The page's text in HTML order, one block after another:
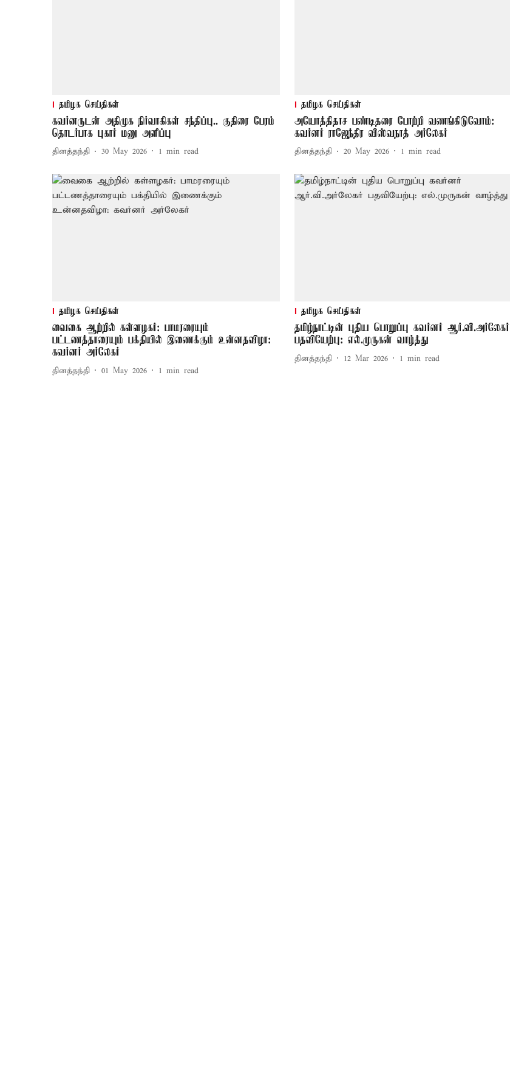
தமிழக செய்திகள்
கவர்னருடன் அதிமுக நிர்வாகிகள் சந்திப்பு.. குதிரை பேரம்
தொடர்பாக புகார் மனு அளிப்பு
தினத்தந்தி 30 May 2026 1 min read
தமிழக செய்திகள்
அயோத்திதாச பண்டிதரை போற்றி வணங்கிடுவோம்:
கவர்னர் ராஜேந்திர விஸ்வநாத் அர்லேகர்
தினத்தந்தி 20 May 2026 1 min read
தமிழக செய்திகள்
வைகை ஆற்றில் கள்ளழகர்: பாமரரையும்
பட்டணத்தாரையும் பக்தியில் இணைக்கும் உன்னதவிழா:
கவர்னர் அர்லேகர்
தினத்தந்தி 01 May 2026 1 min read
தமிழக செய்திகள்
தமிழ்நாட்டின் புதிய பொறுப்பு கவர்னர் ஆர்.வி.அர்லேகர்
பதவியேற்பு: எல்.முருகன் வாழ்த்து
தினத்தந்தி 12 Mar 2026 1 min read